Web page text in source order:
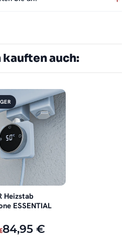
kauften auch:
Heizstab
ESSENTIAL
84,95 €